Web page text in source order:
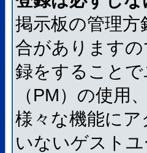
掲示板の管理
合があります
録をすること
（PM）の使用
様々な機能に
いないゲスト